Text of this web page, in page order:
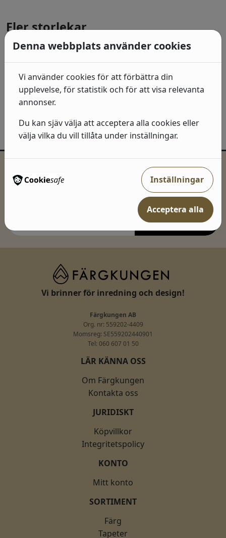
Fler storlekar
Fönsterkitt 685 Dana Lim
Vit 290ml
kr
Inspiration och erbjudanden direkt i
Prenumerera >>
Vi brinner för inredning och design!
Färgkungen AB
Org. nr: 559202-4409
Momsreg: SE559202440901
Tel: 060 607 01 50
LÄR KÄNNA OSS
Om Färgkungen
Kontakta oss
JURIDISKT
Köpvillkor
Integritetspolicy
KONTO
Mitt konto
SORTIMENT
Färg
Tapeter
Denna webbplats använder cookies
Vi använder cookies för att förbättra din
upplevelse, för statistik och för att visa relevanta
annonser.
Du kan sjäv välja att acceptera alla cookies eller
välja vilka du vill tillåta under inställningar.
Inställningar
Acceptera alla